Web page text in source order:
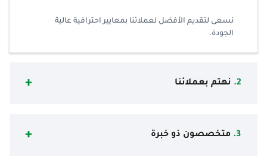
نسعى لتقديم الأفضل لعملائنا بمعايير احترافية عالية
الجودة.
2. نهتم بعملائنا
3. متخصصون ذو خبرة